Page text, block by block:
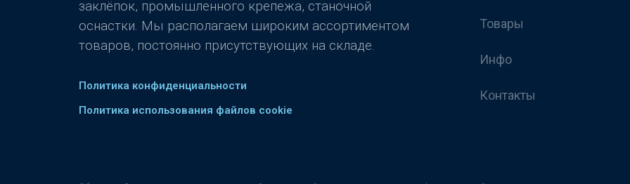
заклёпок, промышленного крепежа, станочной
оснастки. Мы располагаем широким ассортиментом
товаров, постоянно присутствующих на складе.
Политика конфиденциальности
Политика использования файлов cookie
Товары
Инфо
Контакты